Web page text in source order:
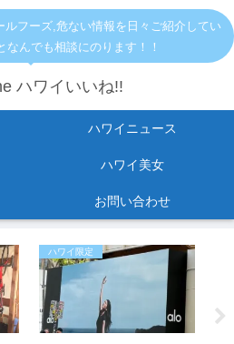
フーズ,危ない情報を日々ご紹介してい
なんでも相談にのります！！
ハワイいいね!!
ハワイニュース
ハワイ美女
お問い合わせ
ハワイ限定